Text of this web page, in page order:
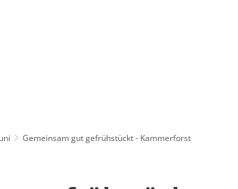
Gemeinsam gut gefrühstückt - Kammerforst